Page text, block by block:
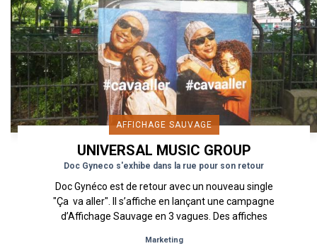
AFFICHAGE SAUVAGE
UNIVERSAL MUSIC GROUP
Doc Gyneco s'exhibe dans la rue pour son retour
Doc Gynéco est de retour avec un nouveau single
"Ça va aller". Il s’affiche en lançant une campagne
d’Affichage Sauvage en 3 vagues. Des affiches
Marketing